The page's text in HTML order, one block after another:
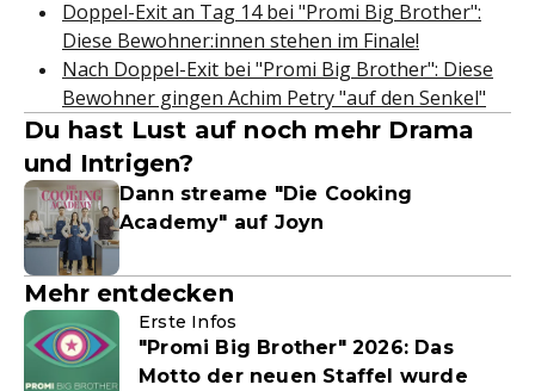
Doppel-Exit an Tag 14 bei "Promi Big Brother":
Diese Bewohner:innen stehen im Finale!
Nach Doppel-Exit bei "Promi Big Brother": Diese
Bewohner gingen Achim Petry "auf den Senkel"
Du hast Lust auf noch mehr Drama
und Intrigen?
Dann streame "Die Cooking
Academy" auf Joyn
Mehr entdecken
Erste Infos
"Promi Big Brother" 2026: Das
Motto der neuen Staffel wurde